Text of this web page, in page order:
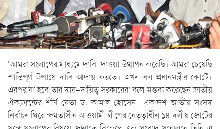
‘আমরা সংলাপের মাধ্যমে দাবি-দাওয়া উত্থাপন করেছি। আমরা চেয়েছি
শান্তিপূর্ণ উপায়ে দাবি আদায় করতে। এখন বল প্রধানমন্ত্রীর কোর্টে।
এরপর যা হবে তার দায়-দায়িত্ব সরকারের’ বলে মন্তব্য করেছেন জাতীয়
ঐক্যফ্রন্টের শীর্ষ নেতা ড. কামাল হোসেন। একাদশ জাতীয় সংসদ
নির্বাচন ঘিরে ক্ষমতাসীন আওয়ামী লীগের নেতৃত্বাধীন ১৪ দলীয় জোটের